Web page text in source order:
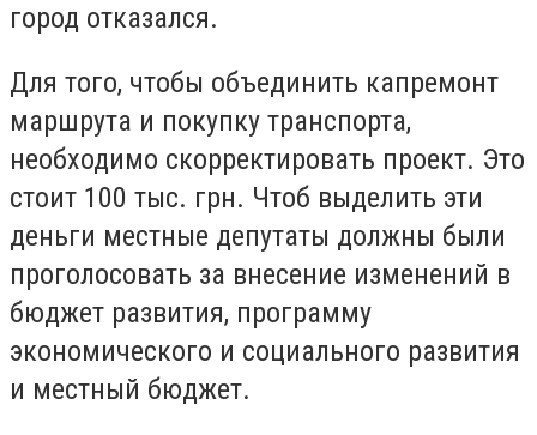
город отказался.
Для того, чтобы объединить капремонт
маршрута и покупку транспорта,
необходимо скорректировать проект. Это
стоит 100 тыс. грн. Чтоб выделить эти
деньги местные депутаты должны были
проголосовать за внесение изменений в
бюджет развития, программу
экономического и социального развития
и местный бюджет.